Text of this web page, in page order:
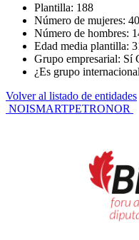
Plantilla: 188
Número de mujeres: 40
Número de hombres:
Edad media plantilla:
Grupo empresarial: Sí
¿Es grupo
Volver al listado de entidades
Navegación
NOISMARTPETRONOR